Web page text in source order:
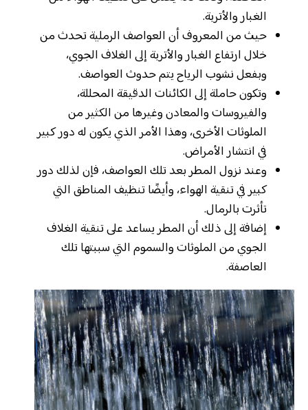
الغبار والأتربة.
حيث من المعروف أن العواصف الرملية تحدث من
خلال ارتفاع الغبار والأتربة إلى الغلاف الجوي،
وبفعل نشوب الرياح يتم حدوث العواصف.
وتكون حاملة إلى الكائنات الدقيقة المحللة،
والفيروسات والمعادن وغيرها من الكثير من
الملوثات الأخرى، وهذا الأمر الذي يكون له دور كبير
في انتشار الأمراض.
وعند نزول المطر بعد تلك العواصف، فإن لذلك دور
كبير في تنقية الهواء، وأيضًا تنظيف المناطق التي
تأثرت بالرمال.
إضافة إلى ذلك أن المطر يساعد على تنقية الغلاف
الجوي من الملوثات والسموم التي سببتها تلك
العاصفة.